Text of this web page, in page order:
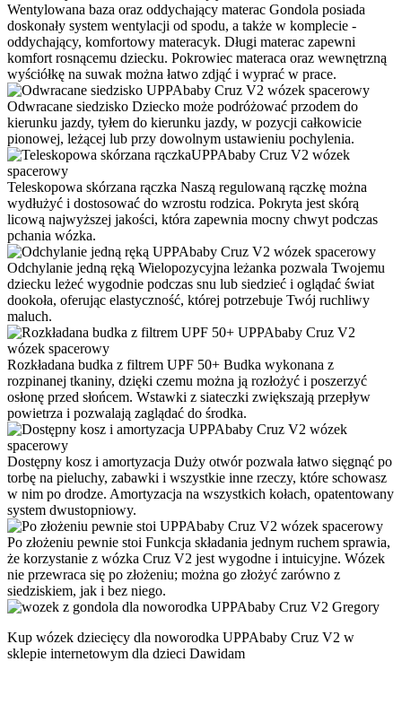
Wentylowana baza oraz oddychający materac Gondola posiada
doskonały system wentylacji od spodu, a także w komplecie -
oddychający, komfortowy materacyk. Długi materac zapewni
komfort rosnącemu dziecku. Pokrowiec materaca oraz wewnętrzną
wyściółkę na suwak można łatwo zdjąć i wyprać w prace.
Odwracane siedzisko Dziecko może podróżować przodem do
kierunku jazdy, tyłem do kierunku jazdy, w pozycji całkowicie
pionowej, leżącej lub przy dowolnym ustawieniu pochylenia.
Teleskopowa skórzana rączka Naszą regulowaną rączkę można
wydłużyć i dostosować do wzrostu rodzica. Pokryta jest skórą
licową najwyższej jakości, która zapewnia mocny chwyt podczas
pchania wózka.
Odchylanie jedną ręką Wielopozycyjna leżanka pozwala Twojemu
dziecku leżeć wygodnie podczas snu lub siedzieć i oglądać świat
dookoła, oferując elastyczność, której potrzebuje Twój ruchliwy
maluch.
Rozkładana budka z filtrem UPF 50+ Budka wykonana z
rozpinanej tkaniny, dzięki czemu można ją rozłożyć i poszerzyć
osłonę przed słońcem. Wstawki z siateczki zwiększają przepływ
powietrza i pozwalają zaglądać do środka.
Dostępny kosz i amortyzacja Duży otwór pozwala łatwo sięgnąć po
torbę na pieluchy, zabawki i wszystkie inne rzeczy, które schowasz
w nim po drodze. Amortyzacja na wszystkich kołach, opatentowany
system dwustopniowy.
Po złożeniu pewnie stoi Funkcja składania jednym ruchem sprawia,
że korzystanie z wózka Cruz V2 jest wygodne i intuicyjne. Wózek
nie przewraca się po złożeniu; można go złożyć zarówno z
siedziskiem, jak i bez niego.
Kup wózek dziecięcy dla noworodka UPPAbaby Cruz V2 w
sklepie internetowym dla dzieci Dawidam